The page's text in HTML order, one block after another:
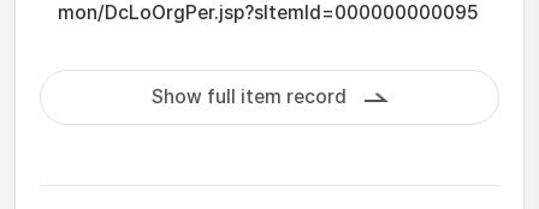
mon/DcLoOrgPer.jsp?sItemId=000000000095
Show full item record